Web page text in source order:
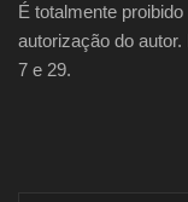
É totalmente
autorização do
7 e 29.